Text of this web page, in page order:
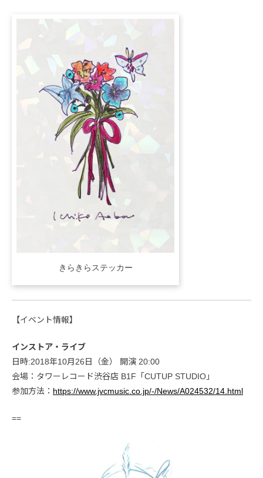
きらきらステッカー
【イベント情報】
インストア・ライブ
日時:2018年10月26日（金） 開演 20:00
会場：タワーレコード渋谷店 B1F「CUTUP STUDIO」
参加方法： https://www.jvcmusic.co.jp/-/News/A024532/14.html
==